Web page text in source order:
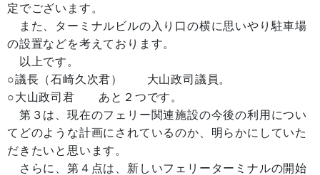
定でございます。
また、ターミナルビルの入り口の横に思いやり駐車場
の設置などを考えております。
以上です。
○議長（石崎久次君） 大山政司議員。
○大山政司君 あと２つです。
第３は、現在のフェリー関連施設の今後の利用につい
てどのような計画にされているのか、明らかにしていた
だきたいと思います。
さらに、第４点は、新しいフェリーターミナルの開始